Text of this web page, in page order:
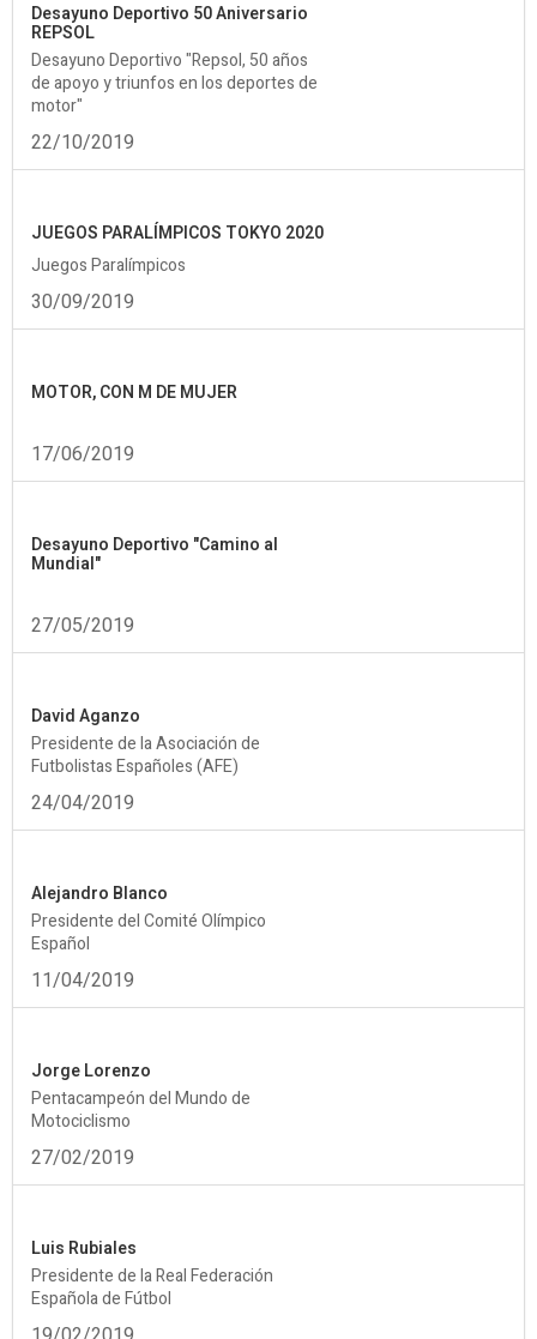
Desayuno Deportivo 50 Aniversario
REPSOL
Desayuno Deportivo "Repsol, 50 años
de apoyo y triunfos en los deportes de
motor"
22/10/2019
JUEGOS PARALÍMPICOS TOKYO 2020
Juegos Paralímpicos
30/09/2019
MOTOR, CON M DE MUJER
17/06/2019
Desayuno Deportivo "Camino al
Mundial"
27/05/2019
David Aganzo
Presidente de la Asociación de
Futbolistas Españoles (AFE)
24/04/2019
Alejandro Blanco
Presidente del Comité Olímpico
Español
11/04/2019
Jorge Lorenzo
Pentacampeón del Mundo de
Motociclismo
27/02/2019
Luis Rubiales
Presidente de la Real Federación
Española de Fútbol